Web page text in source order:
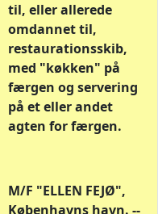
til, eller allerede
omdannet til,
restaurationsskib,
med "køkken" på
færgen og servering
på et eller andet
agten for færgen.
M/F "ELLEN FEJØ",
Københavns havn. --